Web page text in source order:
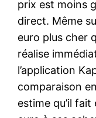
prix est moins
direct. Même
euro plus cher
réalise
l’application
comparaison
estime qu’il